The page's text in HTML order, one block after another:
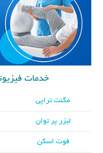
خدمات
مگنت تراپی
لیزر پر توان
فوت اسکن